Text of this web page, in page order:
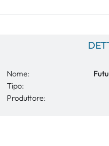
Nome:
Tipo:
Produttore: